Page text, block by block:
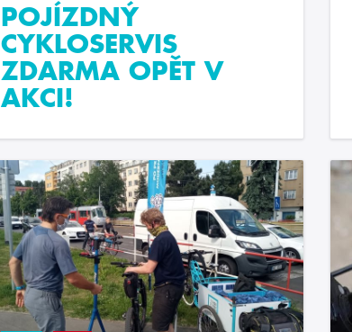
POJÍZDNÝ
CYKLOSERVIS
ZDARMA OPĚT V
AKCI!